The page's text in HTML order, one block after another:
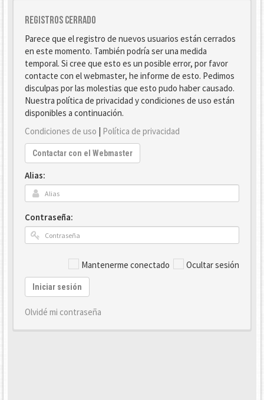
Registros cerrado
Parece que el registro de nuevos usuarios están cerrados
en este momento. También podría ser una medida
temporal. Si cree que esto es un posible error, por favor
contacte con el webmaster, he informe de esto. Pedimos
disculpas por las molestias que esto pudo haber causado.
Nuestra política de privacidad y condiciones de uso están
disponibles a continuación.
Condiciones de uso | Política de privacidad
Contactar con el Webmaster
Alias:
Contraseña:
Mantenerme conectado Ocultar sesión
Iniciar sesión
Olvidé mi contraseña